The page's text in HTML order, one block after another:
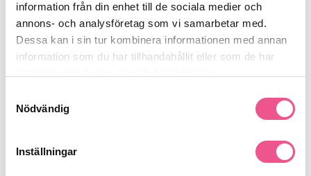
information från din enhet till de sociala medier och
annons- och analysföretag som vi samarbetar med.
Dessa kan i sin tur kombinera informationen med annan
information som du har tillhandahållit eller som de har
Nödvändig
Inställningar
Produktdetaljer
Recensioner
Finns i:
Parfym Kampanj